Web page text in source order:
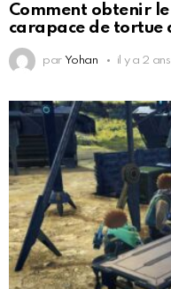
Comment obtenir
carapace de tortue
par Yohan il y a 2 ans